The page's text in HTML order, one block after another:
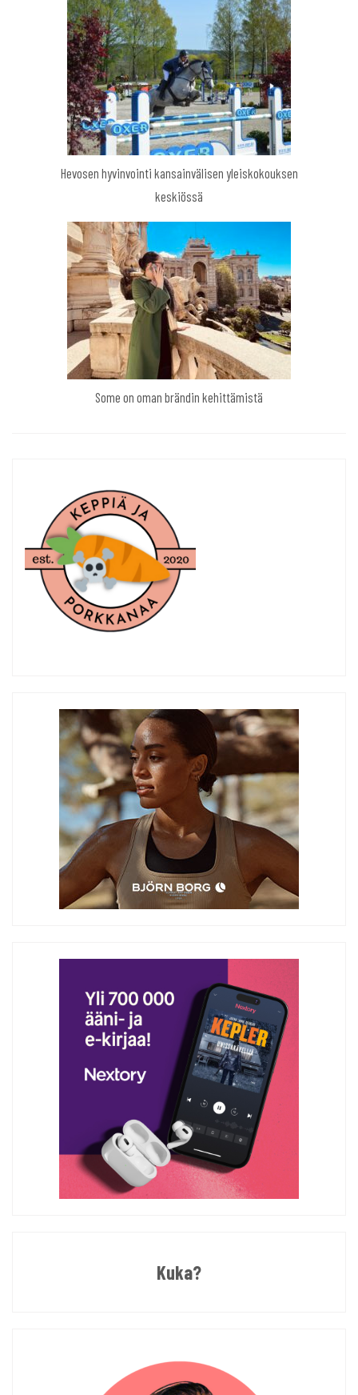
Hevosen hyvinvointi kansainvälisen yleiskokouksen
keskiössä
Some on oman brändin kehittämistä
Kuka?